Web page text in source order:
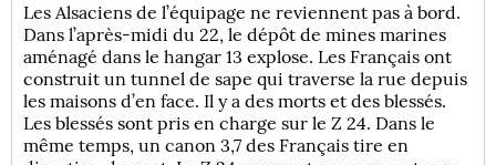
Les Alsaciens de l’équipage ne reviennent pas à bord.
Dans l’après-midi du 22, le dépôt de mines marines
aménagé dans le hangar 13 explose. Les Français ont
construit un tunnel de sape qui traverse la rue depuis
les maisons d’en face. Il y a des morts et des blessés.
Les blessés sont pris en charge sur le Z 24. Dans le
même temps, un canon 3,7 des Français tire en